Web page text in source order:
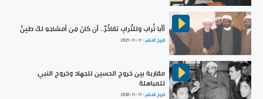
أأبا تُراب وللتُرابِ تفاخُرٌ.. أن كانَ مِن أمشاجهِ لكَ طينُ
تاريخ النشر : 2025-11-11
مقاربة بين خروج الحسين للجهاد وخروج النبي
للمباهلة
تاريخ النشر :2020-11-17